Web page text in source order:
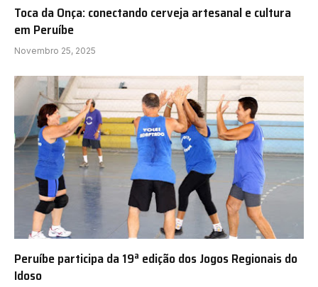
Toca da Onça: conectando cerveja artesanal e cultura
em Peruíbe
Novembro 25, 2025
Peruíbe participa da 19ª edição dos Jogos Regionais do
Idoso